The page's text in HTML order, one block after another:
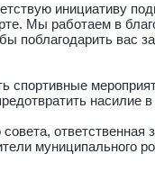
инициативу
Мы работаем в
поблагодарить вас
спортивные
насилие в
ответственная
муниципального